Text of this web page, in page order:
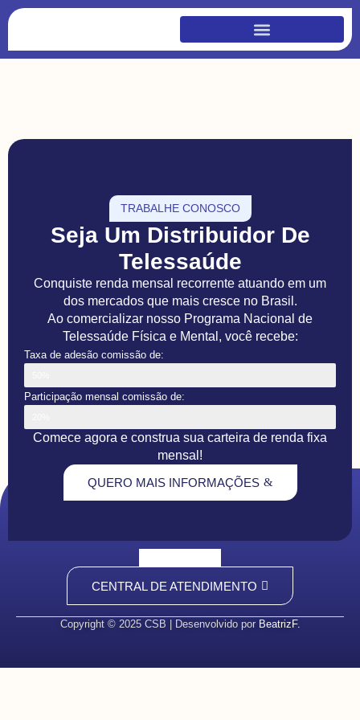
TRABALHE CONOSCO
Seja Um Distribuidor De
Telessaúde
Conquiste renda mensal recorrente atuando em um
dos mercados que mais cresce no Brasil.
Ao comercializar nosso Programa Nacional de
Telessaúde Física e Mental, você recebe:
Taxa de adesão comissão de:
Participação mensal comissão de:
Comece agora e construa sua carteira de renda fixa
mensal!
QUERO MAIS INFORMAÇÕES
CENTRAL DE ATENDIMENTO
Copyright © 2025 CSB | Desenvolvido por BeatrizF.